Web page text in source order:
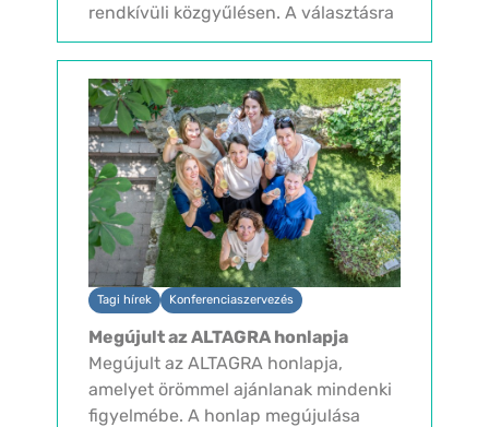
rendkívüli közgyűlésen. A választásra
– amely a MaReSz Alapszabályában
rögzített jelöltállítási és választási
rend szerint...
Tagi hírek Konferenciaszervezés
Megújult az ALTAGRA honlapja
Megújult az ALTAGRA honlapja,
amelyet örömmel ajánlanak mindenki
figyelmébe. A honlap megújulása